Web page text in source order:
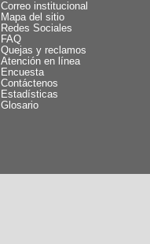
Correo institucional
Mapa del sitio
Redes Sociales
FAQ
Quejas y reclamos
Atención en línea
Encuesta
Contáctenos
Estadísticas
Glosario